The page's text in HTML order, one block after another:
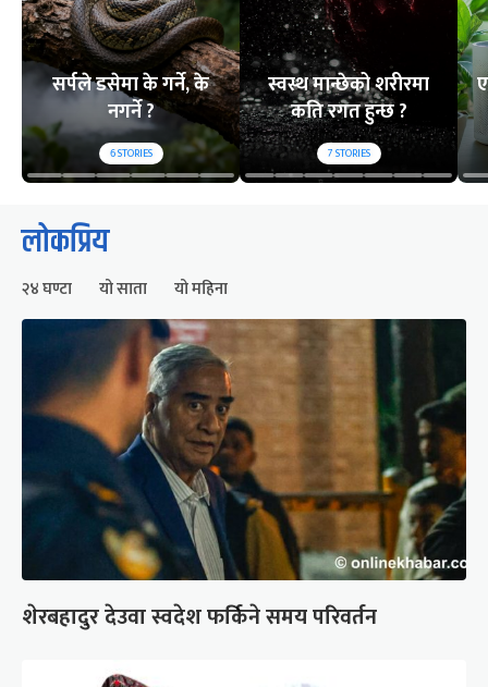
सर्पले डसेमा के गर्ने, के
नगर्ने ?
6STORIES
स्वस्थ मान्छेको शरीरमा
कति रगत हुन्छ ?
7STORIES
लोकप्रिय
२४ घण्टा यो साता यो महिना
शेरबहादुर देउवा स्वदेश फर्किने समय परिवर्तन